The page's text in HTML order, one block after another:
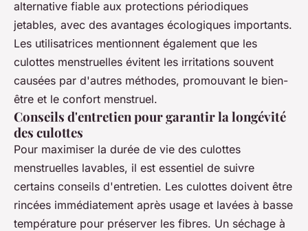
alternative fiable aux protections périodiques
jetables, avec des avantages écologiques importants.
Les utilisatrices mentionnent également que les
culottes menstruelles évitent les irritations souvent
causées par d'autres méthodes, promouvant le bien-
être et le confort menstruel.
Conseils d'entretien pour garantir la longévité
des culottes
Pour maximiser la durée de vie des culottes
menstruelles lavables, il est essentiel de suivre
certains conseils d'entretien. Les culottes doivent être
rincées immédiatement après usage et lavées à basse
température pour préserver les fibres. Un séchage à